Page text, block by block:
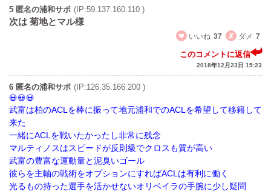
5 匿名の浦和サポ (IP:59.137.160.110 )
次は 菊地とマル様
いいね 37 ダメ 7
このコメントに返信
2018年12月23日 15:23
6 匿名の浦和サポ (IP:126.35.166.200 )
武富は柏のACLを棒に振って地元浦和でのACLを希望して移籍して
来た
一緒にACLを戦いたかったし非常に残念
マルティノスはスピードが反則級でクロスも質が高い
武富の豊富な運動量と泥臭いゴール
彼らを主軸の戦術をオプションにすればACLは有利に働く
光るもの持った選手を活かせないオリベイラの手腕に少し疑問